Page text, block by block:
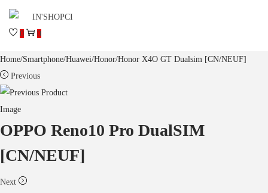
0 0
Home/Smartphone/Huawei/Honor/Honor X4O GT Dualsim [CN/NEUF]
Previous
OPPO Reno10 Pro DualSIM
[CN/NEUF]
Next